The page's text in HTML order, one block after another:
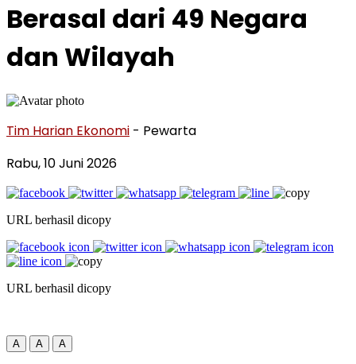
Berasal dari 49 Negara
dan Wilayah
Tim Harian Ekonomi - Pewarta
Rabu, 10 Juni 2026
URL berhasil dicopy
URL berhasil dicopy
A A A